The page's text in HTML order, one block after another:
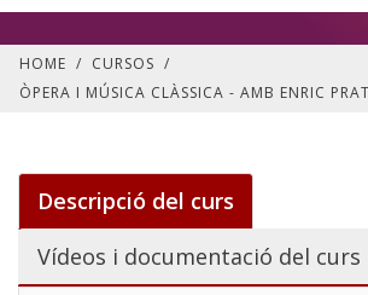
HOME / CURSOS /
ÒPERA I MÚSICA CLÀSSICA - AMB ENRIC
Descripció del curs
Vídeos i documentació del curs